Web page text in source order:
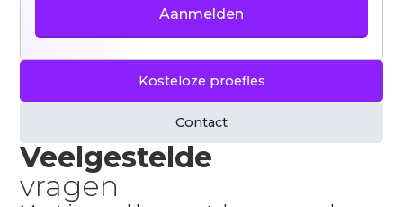
Kosteloze proefles
Contact
Veelgestelde
vragen